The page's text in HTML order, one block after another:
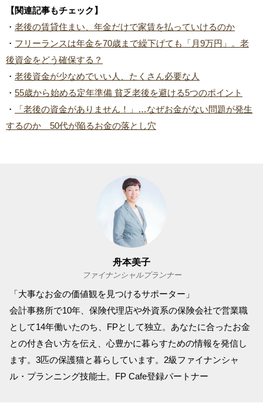
【関連記事もチェック】
・ 老後の賃貸住まい、年金だけで家賃を払っていけるのか
・ フリーランスは年金を70歳まで繰下げても「月9万円」。老
後資金をどう確保する？
・ 老後資金が少なめでいい人、たくさん必要な人
・ 55歳から始める定年準備 貧乏老後を避ける5つのポイント
・
「老後の資金がありません！」…なぜお金がない問題が発生
するのか 50代が陥るお金の落とし穴
舟本美子
ファイナンシャルプランナー
「大事なお金の価値観を見つけるサポーター」
会計事務所で10年、保険代理店や外資系の保険会社で営業職
として14年働いたのち、FPとして独立。あなたに合ったお金
との付き合い方を伝え、心豊かに暮らすための情報を発信し
ます。3匹の保護猫と暮らしています。2級ファイナンシャ
ル・プランニング技能士。FP Cafe登録パートナー